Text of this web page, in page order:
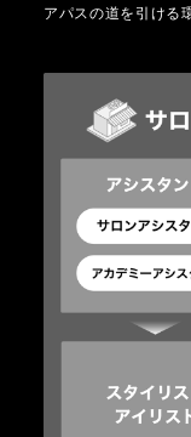
アパスの道を引ける